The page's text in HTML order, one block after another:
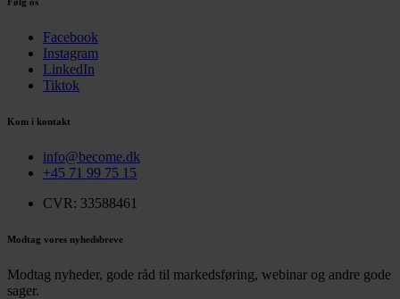
Facebook
Instagram
LinkedIn
Tiktok
Kom i kontakt
info@become.dk
+45 71 99 75 15
CVR: 33588461
Modtag vores nyhedsbreve
Modtag nyheder, gode råd til markedsføring, webinar og andre gode
sager.